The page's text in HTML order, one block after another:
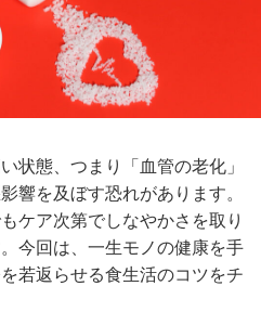
状態、つまり「血管の老化」
響を及ぼす恐れがあります。
ケア次第でしなやかさを取り
今回は、一生モノの健康を手
若返らせる食生活のコツをチ